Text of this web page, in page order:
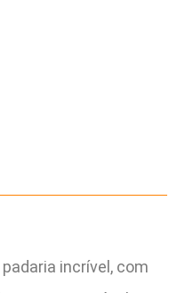
incrível, com